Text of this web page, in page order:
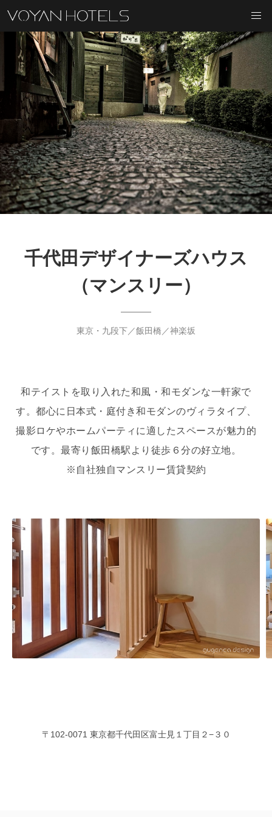
千代田デザイナーズハウス
（マンスリー）
東京・九段下／飯田橋／神楽坂
和テイストを取り入れた和風・和モダンな一軒家で
す。都心に日本式・庭付き和モダンのヴィラタイプ、
撮影ロケやホームパーティに適したスペースが魅力的
です。最寄り飯田橋駅より徒歩６分の好立地。
※自社独自マンスリー賃貸契約
〒102-0071 東京都千代田区富士見１丁目２−３０